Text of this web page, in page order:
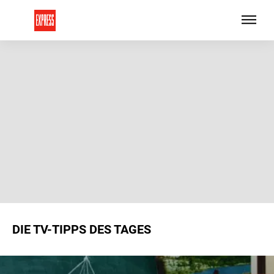
DIE TV-TIPPS DES TAGES